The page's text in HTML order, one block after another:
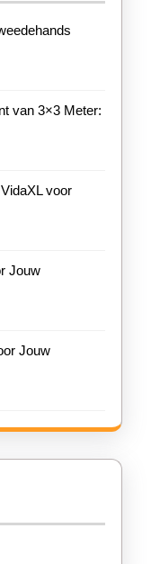
van 3×3 Meter:
voor
Jouw
Jouw